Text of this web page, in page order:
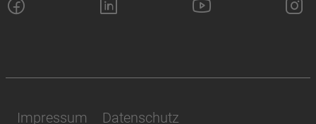
Impressum Datenschutz